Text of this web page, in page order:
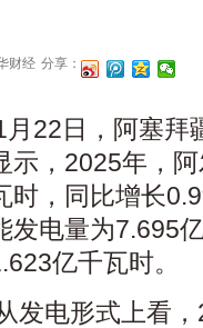
财经 分享：
月22日，阿塞拜
示，2025年，
时，同比增长
发电量为7.695
亿千瓦时。
发电形式上看